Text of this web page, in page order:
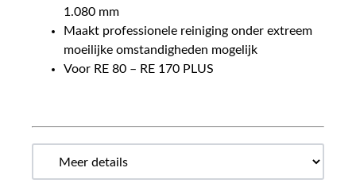
1.080 mm
Maakt professionele reiniging onder extreem
moeilijke omstandigheden mogelijk
Voor RE 80 – RE 170 PLUS